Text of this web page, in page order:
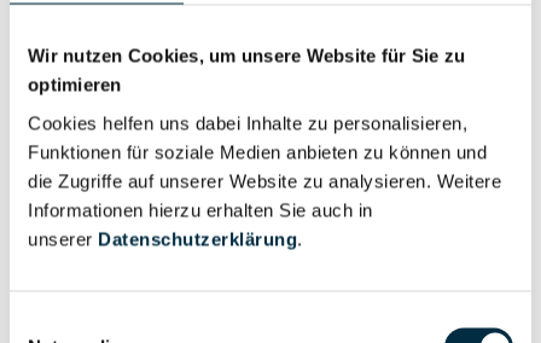
Wir nutzen Cookies, um unsere Website für Sie zu
optimieren
Cookies helfen uns dabei Inhalte zu personalisieren,
Funktionen für soziale Medien anbieten zu können und
die Zugriffe auf unserer Website zu analysieren. Weitere
Informationen hierzu erhalten Sie auch in
unserer Datenschutzerklärung.
Eigentums- und Kontrollstruktur
Gesellschafterstruktur
Vollständiges
Unternehmensprofil
anfragen